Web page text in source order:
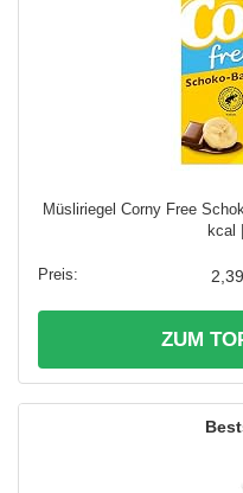
Müsliriegel Corny Free
kcal
ZUM